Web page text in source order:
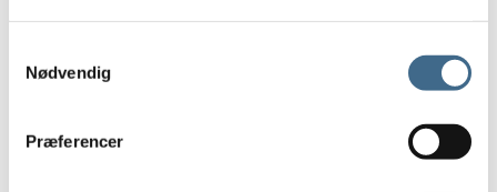
Nødvendig
Præferencer